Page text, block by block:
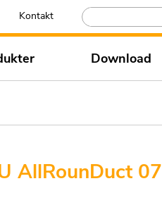
Kontakt
Download
AllRounDuct 07